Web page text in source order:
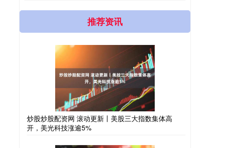
推荐资讯
炒股炒股配资网 滚动更新丨美股三大指数集体高
开，美光科技涨逾5%